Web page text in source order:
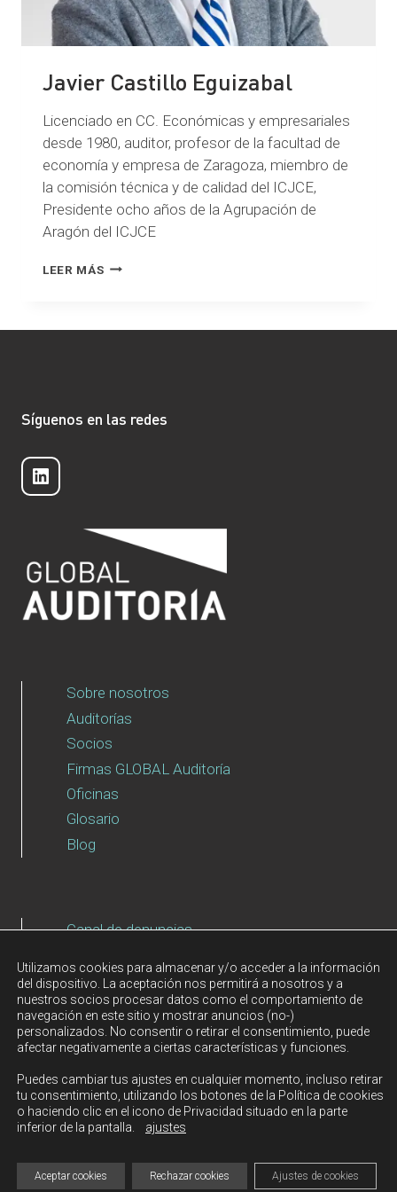
Javier Castillo Eguizabal
Licenciado en CC. Económicas y empresariales
desde 1980, auditor, profesor de la facultad de
economía y empresa de Zaragoza, miembro de
la comisión técnica y de calidad del ICJCE,
Presidente ocho años de la Agrupación de
Aragón del ICJCE
LEER MÁSJAVIER
Síguenos en las redes
LinkedIn
Sobre nosotros
Auditorías
Socios
Firmas GLOBAL Auditoría
Oficinas
Glosario
Blog
Canal de denuncias
Política de Privacidad
Política de cookies
© 2026 GLOBAL AUDITORÍA es un grupo compuesto
por diversas sociedades limitadas españolas
independientes.
organización GLOBAL AUDITORÍA en España.
Utilizamos cookies para almacenar y/o acceder a la información
del dispositivo. La aceptación nos permitirá a nosotros y a
nuestros socios procesar datos como el comportamiento de
navegación en este sitio y mostrar anuncios (no-)
personalizados. No consentir o retirar el consentimiento, puede
afectar negativamente a ciertas características y funciones.
Puedes cambiar tus ajustes en cualquier momento, incluso retirar
tu consentimiento, utilizando los botones de la Política de cookies
o haciendo clic en el icono de Privacidad situado en la parte
inferior de la pantalla. ajustes
Aceptar cookies Rechazar cookies Ajustes de cookies